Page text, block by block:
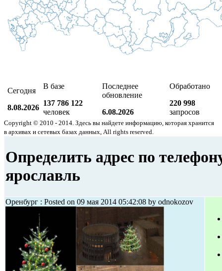
Сегодня
8.08.2026
В базе
137 786 122
человек
Последнее
обновление
6.08.2026
Обработано
220 998
запросов
Copyright © 2010 - 2014. Здесь вы найдете информацию, которая хранится
в архивах и сетевых базах данных, All rights reserved.
Определить адрес по
ярославль
Оренбург : Posted on 09 мая 2014 05:42:08 by odnokozov